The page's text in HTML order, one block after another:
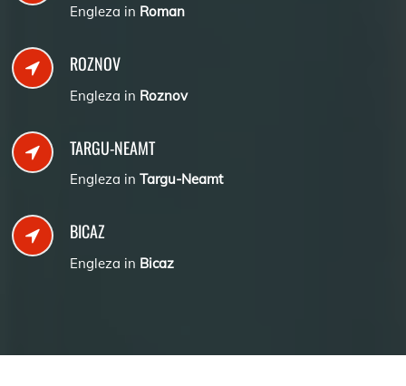
Engleza in Roman
ROZNOV
Engleza in Roznov
TARGU-NEAMT
Engleza in Targu-Neamt
BICAZ
Engleza in Bicaz